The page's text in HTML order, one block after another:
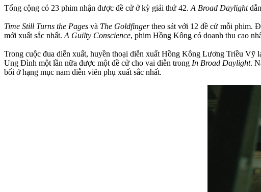
Tổng cộng có 23 phim nhận được đề cử ở kỳ giải thứ 42. A Broad Daylight
Time Still Turns the Pages và The Goldfingertheo sát với 12 đề cử mỗi phim.
mới xuất sắc nhất. A Guilty Conscience, phim Hồng Kông có doanh thu cao
Trong cuộc đua diễn xuất, huyền thoại diễn xuất Hồng Kông Lương Triều Vỹ
Ung Đình một lần nữa được một đề cử cho vai diễn trong In Broad Daylight.
bối ở hạng mục nam diễn viên phụ xuất sắc nhất.